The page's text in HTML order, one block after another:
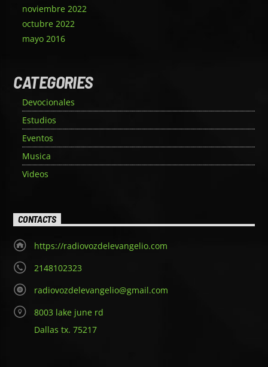
noviembre 2022
octubre 2022
mayo 2016
CATEGORIES
Devocionales
Estudios
Eventos
Musica
Videos
CONTACTS
https://radiovozdelevangelio.com
2148102323
radiovozdelevangelio@gmail.com
8003 lake june rd
Dallas tx. 75217